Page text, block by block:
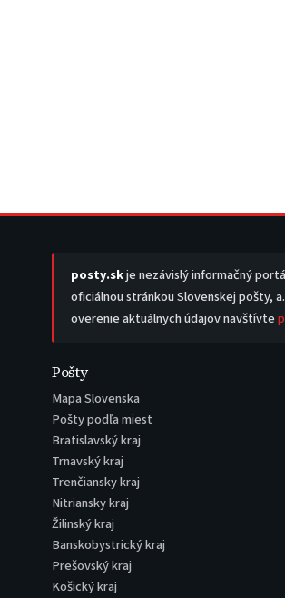
posty.skje nezávislý informačný
oficiálnou stránkou Slovenskej pošty,
overenie aktuálnych údajov navštívte
Pošty
Mapa Slovenska
Pošty podľa miest
Bratislavský kraj
Trnavský kraj
Trenčiansky kraj
Nitriansky kraj
Žilinský kraj
Banskobystrický kraj
Prešovský kraj
Košický kraj